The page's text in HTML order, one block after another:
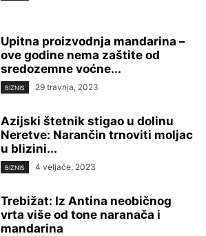
Upitna proizvodnja mandarina –
ove godine nema zaštite od
sredozemne voćne...
BIZNIS 29 travnja, 2023
Azijski štetnik stigao u dolinu
Neretve: Narančin trnoviti moljac
u blizini...
BIZNIS 4 veljače, 2023
Trebižat: Iz Antina neobičnog
vrta više od tone naranača i
mandarina